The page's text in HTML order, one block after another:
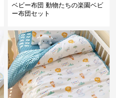
ベビー布団 動物たちの楽園ベビ
ー布団セット